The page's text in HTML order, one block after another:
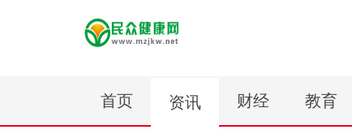
首页 资讯 财经 教育